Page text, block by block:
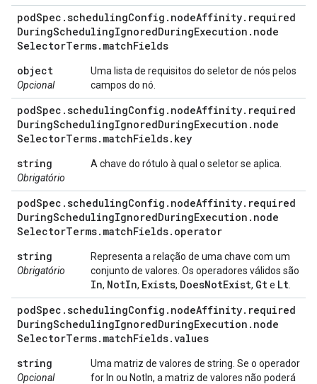
podSpec .schedulingConfig . nodeAffinity. required
DuringSchedulingIgnoredDuringExecution . node
SelectorTerms. matchFields
object
Opcional
Uma lista de requisitos do seletor de nós pelos
campos do nó.
podSpec .schedulingConfig . nodeAffinity. required
DuringSchedulingIgnoredDuringExecution . node
SelectorTerms. matchFields. key
string
Obrigatório
A chave do rótulo à qual o seletor se aplica.
podSpec .schedulingConfig . nodeAffinity. required
DuringSchedulingIgnoredDuringExecution . node
SelectorTerms. matchFields. operator
string
Obrigatório
Representa a relação de uma chave com um
conjunto de valores. Os operadores válidos são
In, NotIn, Exists, DoesNotExist, Gte Lt
podSpec .schedulingConfig . nodeAffinity. required
DuringSchedulingIgnoredDuringExecution . node
SelectorTerms. matchFields.values
string
Opcional
Uma matriz de valores de string. Se o operador
for In ou NotIn, a matriz de valores não poderá